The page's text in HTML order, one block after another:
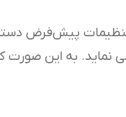
تنظیمات پیش‌فرض
به این صورت